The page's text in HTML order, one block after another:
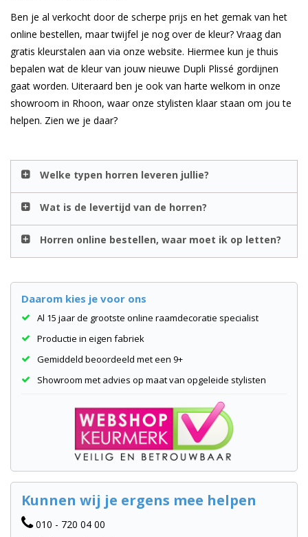
Ben je al verkocht door de scherpe prijs en het gemak van het
online bestellen, maar twijfel je nog over de kleur? Vraag dan
gratis kleurstalen aan via onze website. Hiermee kun je thuis
bepalen wat de kleur van jouw nieuwe Dupli Plissé gordijnen
gaat worden. Uiteraard ben je ook van harte welkom in onze
showroom in Rhoon, waar onze stylisten klaar staan om jou te
helpen. Zien we je daar?
Welke typen horren leveren jullie?
Wat is de levertijd van de horren?
Horren online bestellen, waar moet ik op letten?
Daarom kies je voor ons
Al 15 jaar de grootste online raamdecoratie specialist
Productie in eigen fabriek
Gemiddeld beoordeeld met een 9+
Showroom met advies op maat van opgeleide stylisten
Kunnen wij je ergens mee helpen
010 - 720 04 00